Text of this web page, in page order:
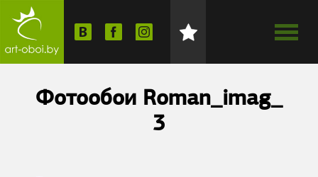
Фотообои Roman_imag_
3